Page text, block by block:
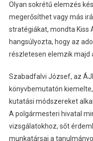
Olyan sokrétű elemzés
megerősíthet vagy más
stratégiákat, mondta Kiss
hangsúlyozta, hogy az
részletesen elemzik majd
Szabadfalvi József, az
könyvbemutatón
kutatási módszereket
A polgármesteri hivatal
vizsgálatokhoz, sőt
munkatársai a